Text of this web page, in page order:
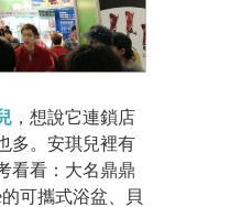
，想說它連鎖店
多。安琪兒裡有
看看：大名鼎鼎
的可攜式浴盆、貝